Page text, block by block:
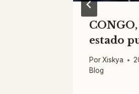
estado
PorXiskya
Blog